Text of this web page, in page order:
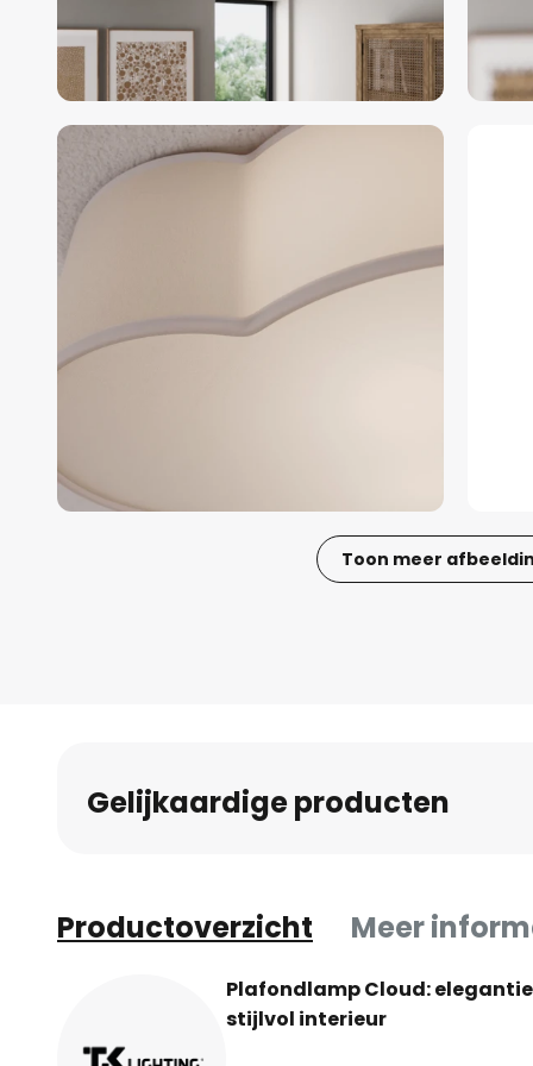
Toon meer
gallerij
Gelijkaardige producten
Productoverzicht Meer
Plafondlamp Cloud:
stijlvol interieur